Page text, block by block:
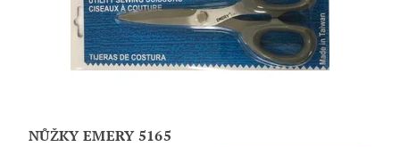
NŮŽKY EMERY 5165